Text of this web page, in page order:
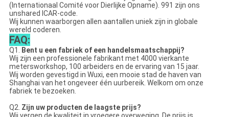
(Internationaal Comité voor Dierlijke Opname). 991 zijn ons
unshared ICAR-code.
Wij kunnen waarborgen allen aantallen uniek zijn in globale
wereld coderen.
FAQ:
Q1.
Bent u een fabriek of een handelsmaatschappij?
Wij zijn een professionele fabrikant met 4000 vierkante
metersworkshop, 100 arbeiders en de ervaring van 15 jaar.
Wij worden gevestigd in Wuxi, een mooie stad de haven van
Shanghai van het ongeveer één uurbereik. Welkom om onze
fabriek te bezoeken.
Q2. Zijn uw producten de laagste prijs?